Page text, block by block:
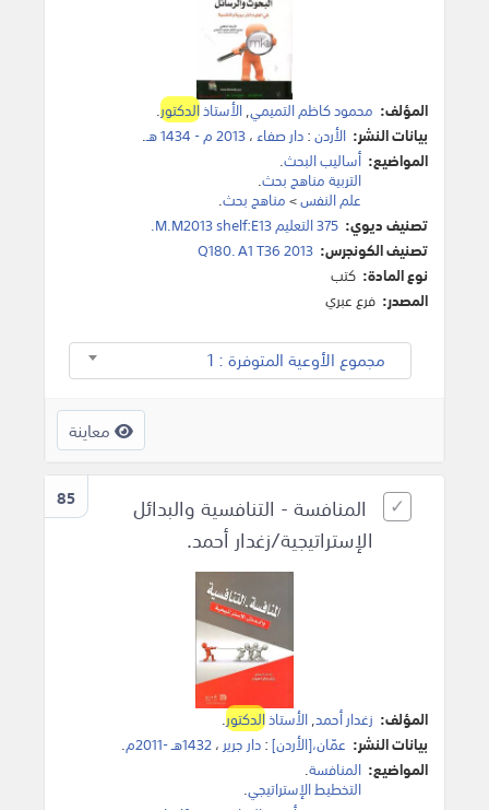
المؤلف: محمود كاظم التميمي,الأستاذالدكتور.
بيانات النشر: الأردن:دار صفاء،2013 م - 1434 هـ
.
المواضيع: أساليب البحث.
التربية مناهج بحث.
علم النفس>مناهج بحث.
تصنيف ديوي: 375 التعليم M.M2013 shelf:E13.
تصنيف الكونجرس: Q180. A1 T36 2013
نوع المادة: كتب
المصدر: فرع عبري
مجموع الأوعية المتوفرة : 1
معاينة
85
المنافسة - التنافسية والبدائل
الإستراتيجية/زغدار أحمد.
المؤلف: زغدار أحمد,الأستاذالدكتور.
بيانات النشر: عمّان،[الأردن]:دار جرير ،1432هـ -2011م
.
المواضيع: المنافسة.
التخطيط الإستراتيجي.